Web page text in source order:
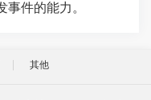
件的能力。
其他